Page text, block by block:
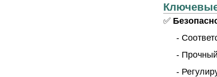
✅
-
-
-